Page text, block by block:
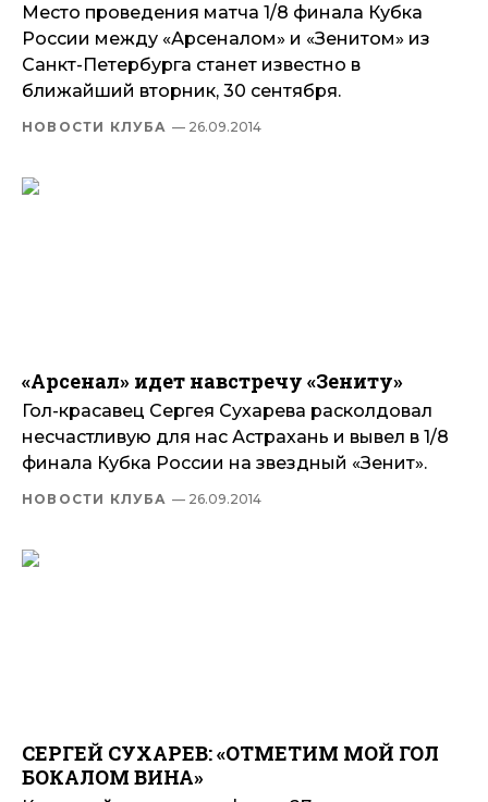
Место проведения матча 1/8 финала Кубка
России между «Арсеналом» и «Зенитом» из
Санкт-Петербурга станет известно в
ближайший вторник, 30 сентября.
НОВОСТИ КЛУБА — 26.09.2014
«Арсенал» идет навстречу «Зениту»
Гол-красавец Сергея Сухарева расколдовал
несчастливую для нас Астрахань и вывел в 1/8
финала Кубка России на звездный «Зенит».
НОВОСТИ КЛУБА — 26.09.2014
СЕРГЕЙ СУХАРЕВ: «ОТМЕТИМ МОЙ ГОЛ
БОКАЛОМ ВИНА»